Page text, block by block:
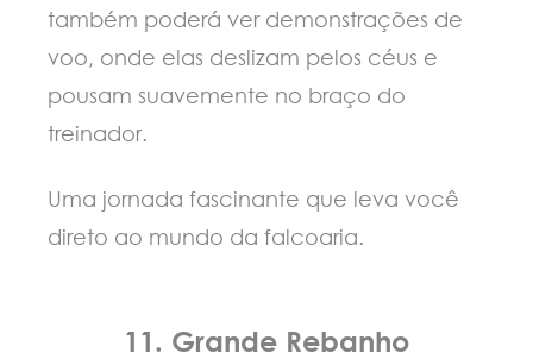
também poderá ver demonstrações de
voo, onde elas deslizam pelos céus e
pousam suavemente no braço do
treinador.
Uma jornada fascinante que leva você
direto ao mundo da falcoaria.
11. Grande Rebanho